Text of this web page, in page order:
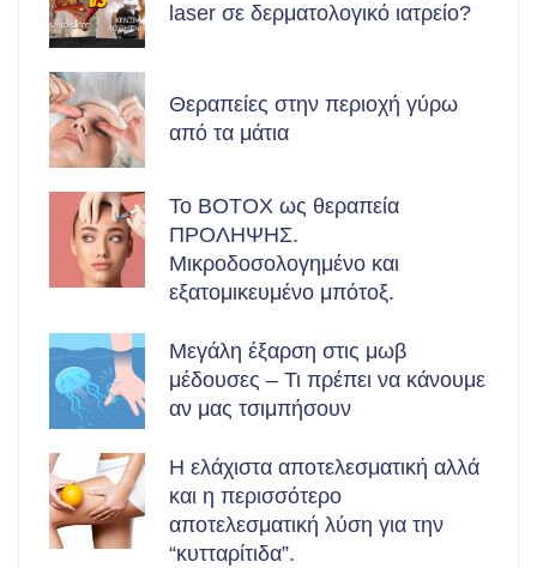
laser σε δερματολογικό ιατρείο?
Θεραπείες στην περιοχή γύρω
από τα μάτια
Το BOTOX ως θεραπεία
ΠΡΟΛΗΨΗΣ.
Μικροδοσολογημένο και
εξατομικευμένο μπότοξ.
Μεγάλη έξαρση στις μωβ
μέδουσες – Τι πρέπει να κάνουμε
αν μας τσιμπήσουν
Η ελάχιστα αποτελεσματική αλλά
και η περισσότερο
αποτελεσματική λύση για την
“κυτταρίτιδα”.